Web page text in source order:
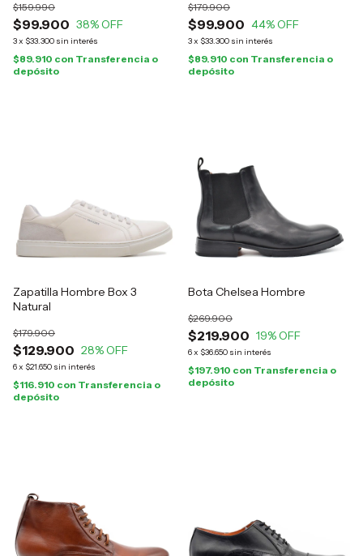
$99.900
$159.990
38% OFF
3x $33.300 sin interés
$89.910 con Transferencia o
depósito
$99.900
$179.900
44% OFF
3x $33.300 sin interés
$89.910 con Transferencia o
depósito
Zapatilla Hombre Box 3
Natural
$129.900
$179.900
28% OFF
6x $21.650 sin interés
$116.910 con Transferencia o
depósito
Bota Chelsea Hombre
$219.900
$269.900
19% OFF
6x $36.650 sin interés
$197.910 con Transferencia o
depósito